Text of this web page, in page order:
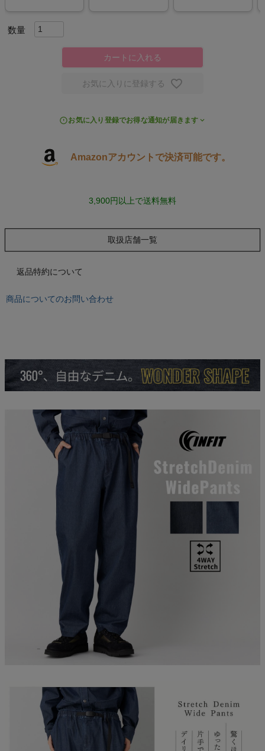
スポーツシューズ
もっと見る
キャンプ・フェス
もっと見る
オン On
スポーツマリオTOP
ベースボールマリオ（野球商品）
ご利用ガイド
商品レビュー
プロテイン・サプリメントまとめ買い
アウトレットセール
スタッフコーディネート
スタッフブログ
カートに入れる
お気に入りに登録する
お気に入り登録でお得な通知が届きます
Amazonアカウントで決済可能です。
3,900円以上で送料無料
取扱店舗一覧
返品特約について
商品についてのお問い合わせ